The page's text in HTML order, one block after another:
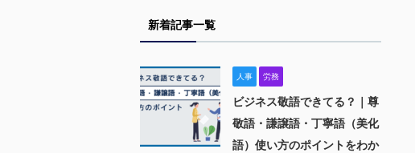
新着記事一覧
人事 労務
ビジネス敬語できてる？｜尊
敬語・謙譲語・丁寧語（美化
語）使い方のポイントをわか